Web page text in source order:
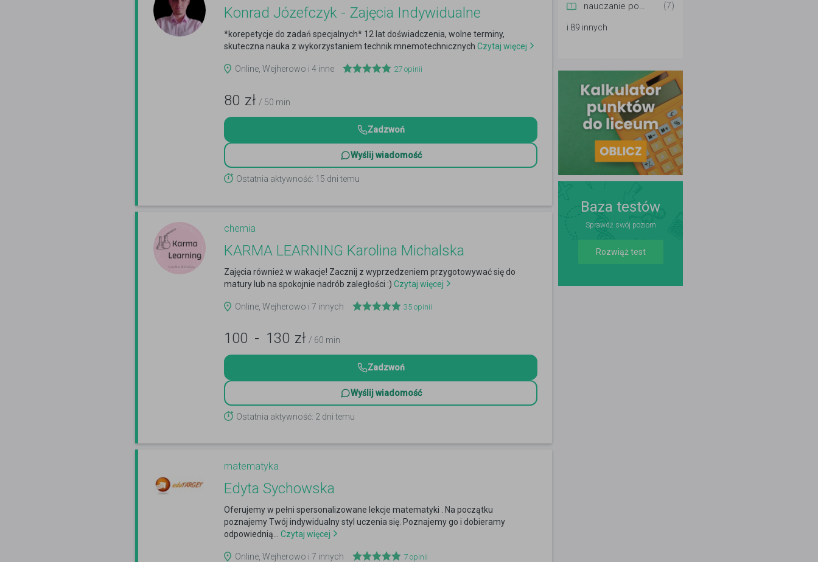
Konrad Józefczyk - Zajęcia Indywidualne
*korepetycje do zadań specjalnych* 12 lat doświadczenia, wolne terminy,
skuteczna nauka z wykorzystaniem technik mnemotechnicznych Czytaj więcej
Online, Wejherowo i 4 inne 27 opinii
80 zł / 50 min
Zadzwoń
Wyślij wiadomość
Ostatnia aktywność: 15 dni temu
chemia
KARMA LEARNING Karolina Michalska
Zajęcia również w wakacje! Zacznij z wyprzedzeniem przygotowywać się do
matury lub na spokojnie nadrób zaległości :) Czytaj więcej
Online, Wejherowo i 7 innych 35 opinii
100 - 130 zł / 60 min
Zadzwoń
Wyślij wiadomość
Ostatnia aktywność: 2 dni temu
matematyka
Edyta Sychowska
Oferujemy w pełni spersonalizowane lekcje matematyki . Na początku
poznajemy Twój indywidualny styl uczenia się. Poznajemy go i dobieramy
odpowiednią...
Czytaj więcej
Online, Wejherowo i 7 innych 7 opinii
nauczanie początkowe (7)
i 89 innych
Baza testów
Sprawdź swój poziom
Rozwiąż test